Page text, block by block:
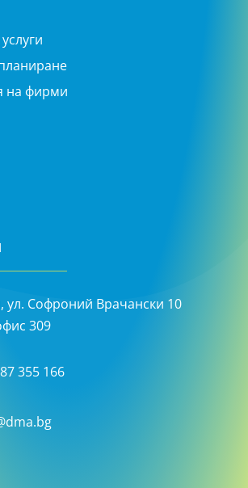
на фирми
ул. Софроний Врачански 10
309
355 166